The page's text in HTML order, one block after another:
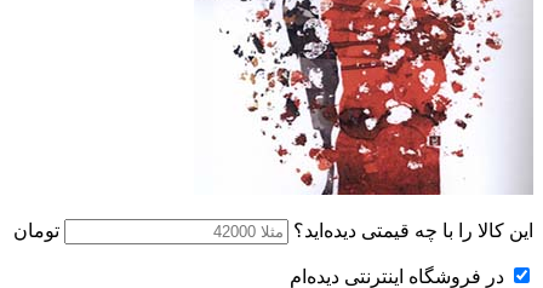
این کالا را با چه قیمتی دیده‌اید؟ تومان
در فروشگاه اینترنتی دیده‌ام